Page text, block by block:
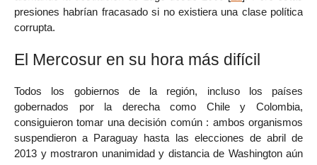
presiones habrían fracasado si no existiera una clase política
corrupta.
El Mercosur en su hora más difícil
Todos los gobiernos de la región, incluso los países
gobernados por la derecha como Chile y Colombia,
consiguieron tomar una decisión común : ambos organismos
suspendieron a Paraguay hasta las elecciones de abril de
2013 y mostraron unanimidad y distancia de Washington aún